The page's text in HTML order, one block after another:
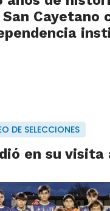
Cayetano
DE SELECCIONES
en su visita